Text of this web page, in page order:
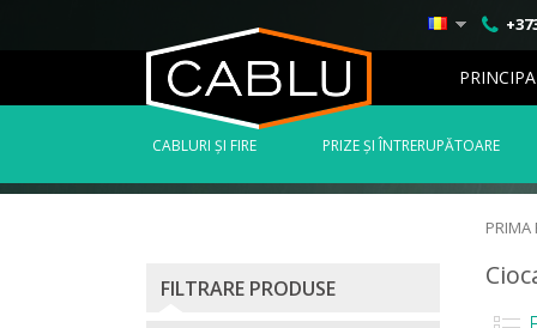
СABLURI ȘI FIRE PRIZE ȘI ÎNTRERUPĂTOARE
FILTRARE PRODUSE
PRIMA